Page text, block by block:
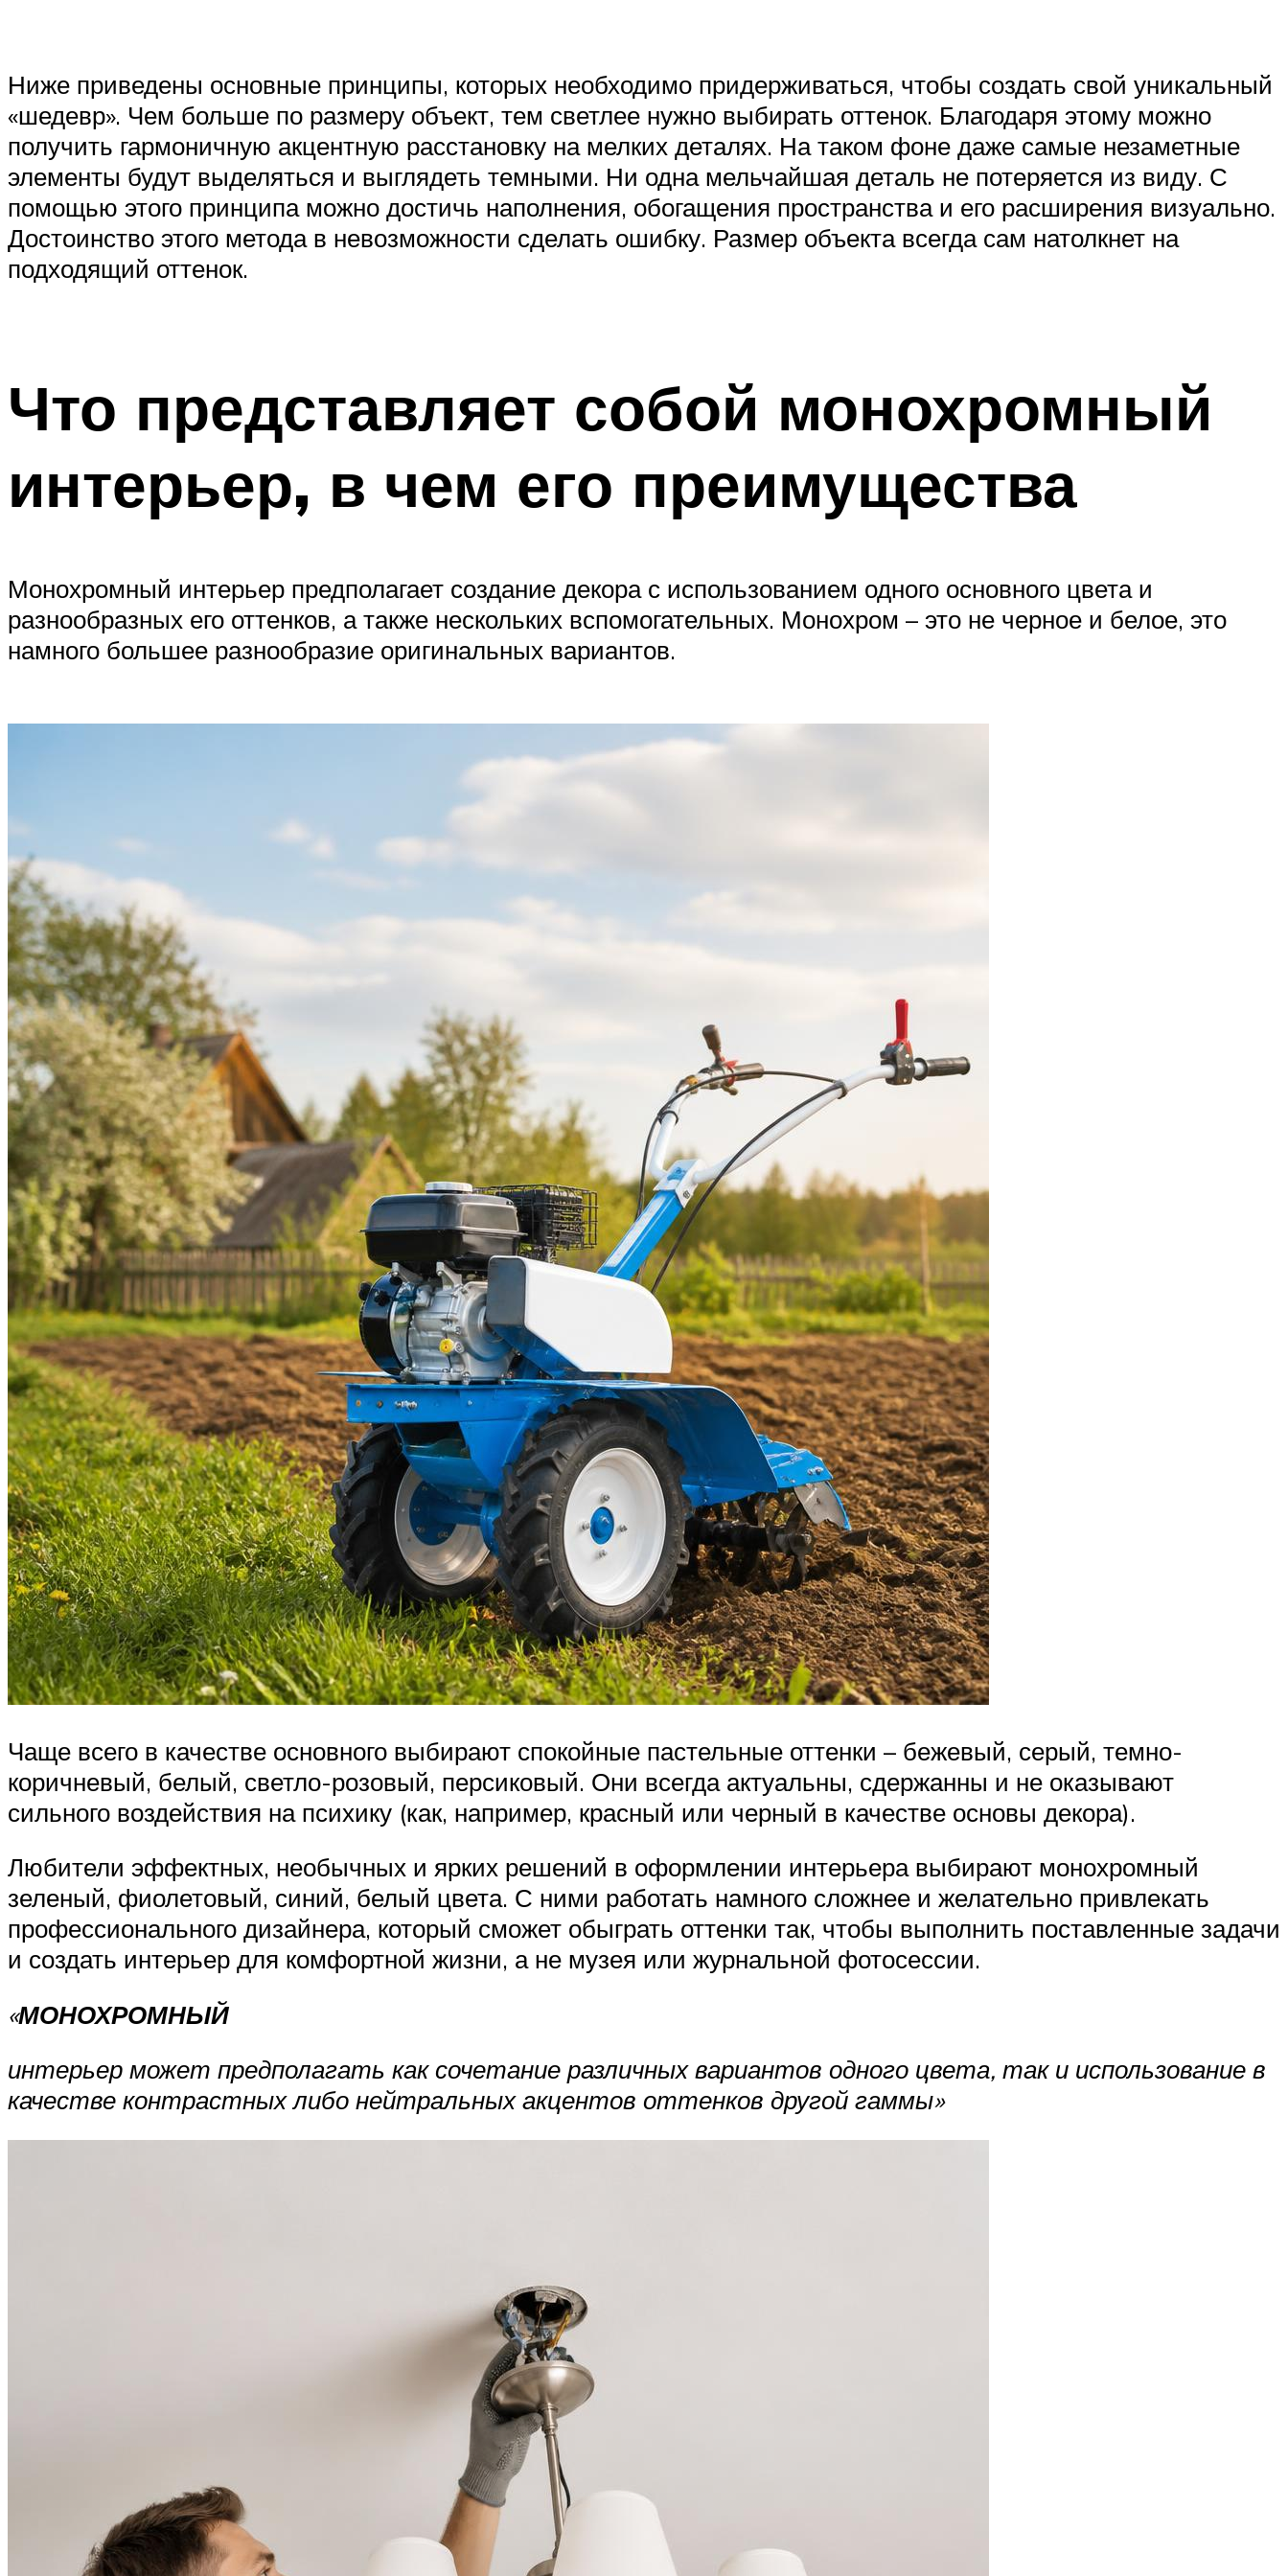
Ниже приведены основные принципы, которых необходимо придерживаться, чтобы создать свой уникальный
«шедевр». Чем больше по размеру объект, тем светлее нужно выбирать оттенок. Благодаря этому можно
получить гармоничную акцентную расстановку на мелких деталях. На таком фоне даже самые незаметные
элементы будут выделяться и выглядеть темными. Ни одна мельчайшая деталь не потеряется из виду. С
помощью этого принципа можно достичь наполнения, обогащения пространства и его расширения визуально.
Достоинство этого метода в невозможности сделать ошибку. Размер объекта всегда сам натолкнет на
подходящий оттенок.
Что представляет собой монохромный
интерьер, в чем его преимущества
Монохромный интерьер предполагает создание декора с использованием одного основного цвета и
разнообразных его оттенков, а также нескольких вспомогательных. Монохром – это не черное и белое, это
намного большее разнообразие оригинальных вариантов.
Чаще всего в качестве основного выбирают спокойные пастельные оттенки – бежевый, серый, темно-
коричневый, белый, светло-розовый, персиковый. Они всегда актуальны, сдержанны и не оказывают
сильного воздействия на психику (как, например, красный или черный в качестве основы декора).
Любители эффектных, необычных и ярких решений в оформлении интерьера выбирают монохромный
зеленый, фиолетовый, синий, белый цвета. С ними работать намного сложнее и желательно привлекать
профессионального дизайнера, который сможет обыграть оттенки так, чтобы выполнить поставленные задачи
и создать интерьер для комфортной жизни, а не музея или журнальной фотосессии.
«МОНОХРОМНЫЙ
интерьер может предполагать как сочетание различных вариантов одного цвета, так и использование в
качестве контрастных либо нейтральных акцентов оттенков другой гаммы»